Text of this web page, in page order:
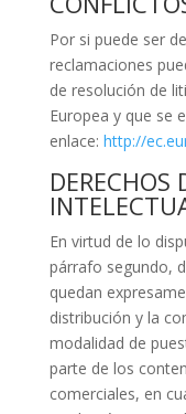
Por si puede ser
reclamaciones
de resolución de
Europea y que se
enlace: http://
DERECHOS
En virtud de lo
párrafo segundo,
quedan
distribución y la
modalidad de
parte de los
comerciales, en